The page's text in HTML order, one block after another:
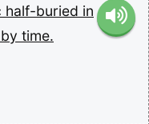
half-buried in
by time.